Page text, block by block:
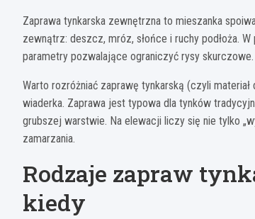
Zaprawa tynkarska zewnętrzna to mieszanka
zewnątrz: deszcz, mróz, słońce i ruchy podłoża.
parametry pozwalające ograniczyć rysy skurczowe.
Warto rozróżniać zaprawę tynkarską (czyli
wiaderka. Zaprawa jest typowa dla tynków
grubszej warstwie. Na elewacji liczy się nie tylko
zamarzania.
Rodzaje zapraw
kiedy